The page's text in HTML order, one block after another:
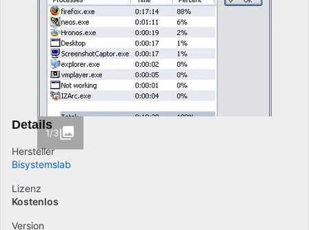
1/3
Details
Hersteller
Bisystemslab
Lizenz
Kostenlos
Version